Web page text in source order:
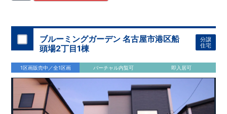
ブルーミングガーデン 名古屋市港区船
頭場2丁目1棟
分譲
住宅
1区画販売中／全1区画 バーチャル内覧可 即入居可